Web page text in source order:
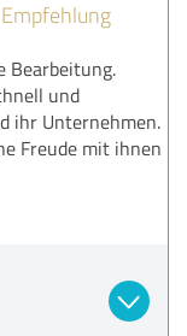
Empfehlung
Bearbeitung.
und
ihr Unternehmen.
Freude mit ihnen